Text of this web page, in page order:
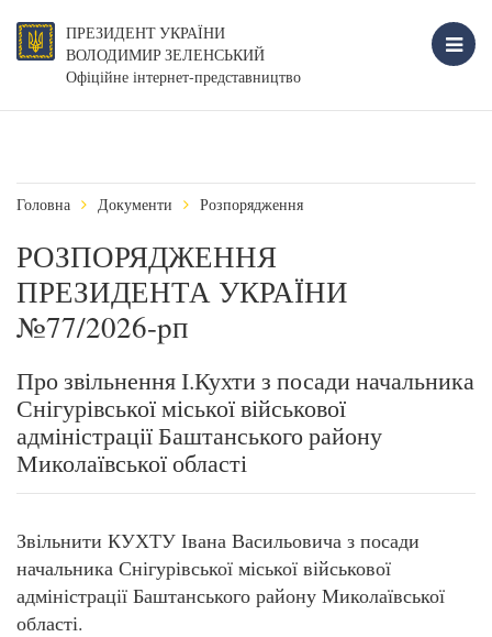
ПРЕЗИДЕНТ УКРАЇНИ
ВОЛОДИМИР ЗЕЛЕНСЬКИЙ
Офіційне інтернет-представництво
Головна Документи Розпорядження
РОЗПОРЯДЖЕННЯ
ПРЕЗИДЕНТА УКРАЇНИ
№77/2026-pп
Про звільнення І.Кухти з посади начальника
Снігурівської міської військової
адміністрації Баштанського району
Миколаївської області
Звільнити КУХТУ Івана Васильовича з посади
начальника Снігурівської міської військової
адміністрації Баштанського району Миколаївської
області.